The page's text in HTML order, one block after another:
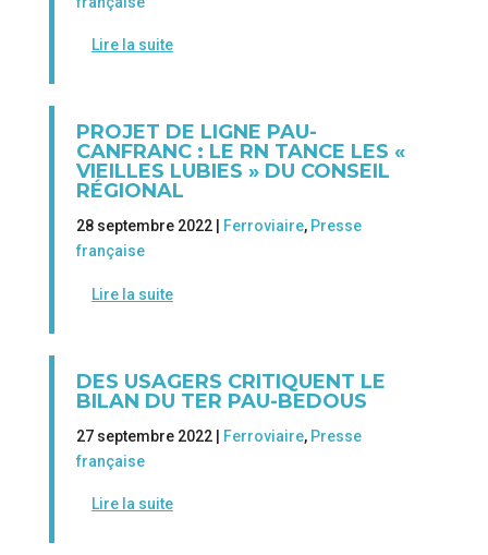
Lire la suite
PROJET DE LIGNE PAU-
CANFRANC : LE RN TANCE LES «
VIEILLES LUBIES » DU CONSEIL
RÉGIONAL
28 septembre 2022 | Ferroviaire, Presse
française
Lire la suite
DES USAGERS CRITIQUENT LE
BILAN DU TER PAU-BEDOUS
27 septembre 2022 | Ferroviaire, Presse
française
Lire la suite